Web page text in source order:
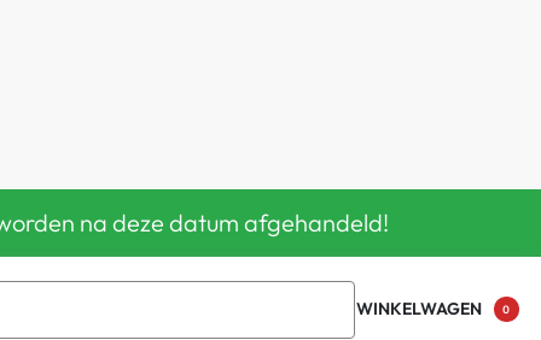
na deze datum afgehandeld!
WINKELWAGEN 0